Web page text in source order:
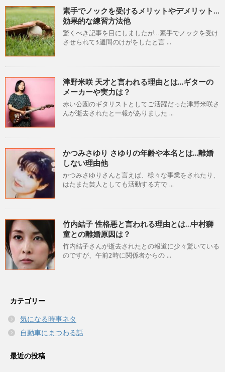
素手でノックを受けるメリットやデメリット…
効果的な練習方法他
驚くべき記事を目にしましたが…素手でノックを受け
させられて3週間のけがをしたと言 ...
津野米咲 天才と言われる理由とは…ギターの
メーカーや実力は？
赤い公園のギタリストとしてご活躍だった津野米咲さ
んが逝去されたと一報がありました ...
かつみさゆり さゆりの年齢や本名とは…離婚
しない理由他
かつみさゆりさんと言えば、様々な事業をされたり、
はたまた芸人としても活動する方で ...
竹内結子 性格悪と言われる理由とは…中村獅
童との離婚原因は？
竹内結子さんが逝去されたとの報道に少々驚いている
のですが、午前2時に関係者からの ...
カテゴリー
気になる時事ネタ
自動車にまつわる話
最近の投稿